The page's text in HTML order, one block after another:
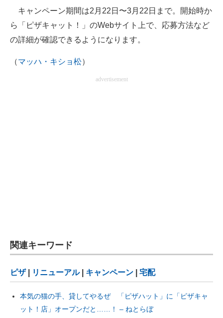
キャンペーン期間は2月22日〜3月22日まで。開始時か
ら「ピザキャット！」のWebサイト上で、応募方法など
の詳細が確認できるようになります。
（マッハ・キショ松）
advertisement
関連キーワード
ピザ| リニューアル| キャンペーン 宅配
本気の猫の手、貸してやるぜ 「ピザハット」に「ピザキャ
ット！店」オープンだと……！ – ねとらぼ